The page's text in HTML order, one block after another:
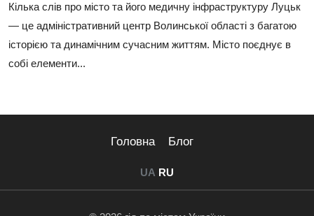
Кілька слів про місто та його медичну інфраструктуру Луцьк
— це адміністративний центр Волинської області з багатою
історією та динамічним сучасним життям. Місто поєднує в
собі елементи...
Головна Блог
UA RU